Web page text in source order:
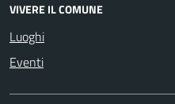
VIVERE IL COMUNE
Luoghi
Eventi